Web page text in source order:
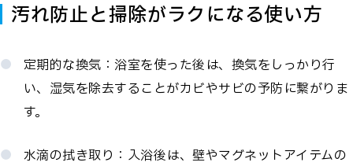
汚れ防止と掃除がラクになる使い方
定期的な換気：浴室を使った後は、換気をしっかり行
い、湿気を除去することがカビやサビの予防に繋がりま
す。
水滴の拭き取り：入浴後は、壁やマグネットアイテムの